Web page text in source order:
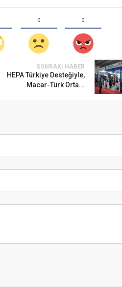
0 0
SONRAKI HABER
HEPA Türkiye Desteğiyle,
Macar-Türk Orta...